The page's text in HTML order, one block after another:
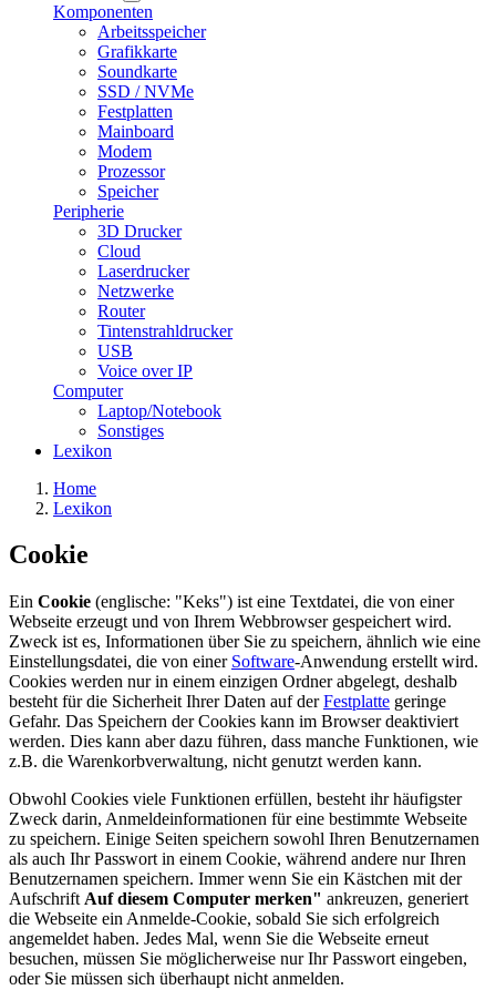
Komponenten
Arbeitsspeicher
Grafikkarte
Soundkarte
SSD / NVMe
Festplatten
Mainboard
Modem
Prozessor
Speicher
Peripherie
3D Drucker
Cloud
Laserdrucker
Netzwerke
Router
Tintenstrahldrucker
USB
Voice over IP
Computer
Laptop/Notebook
Sonstiges
Lexikon
Home
Lexikon
Cookie
Ein Cookie (englische: "Keks") ist eine Textdatei, die von einer
Webseite erzeugt und von Ihrem Webbrowser gespeichert wird.
Zweck ist es, Informationen über Sie zu speichern, ähnlich wie eine
Einstellungsdatei, die von einer Software-Anwendung erstellt wird.
Cookies werden nur in einem einzigen Ordner abgelegt, deshalb
besteht für die Sicherheit Ihrer Daten auf derFestplatte geringe
Gefahr. Das Speichern der Cookies kann im Browser deaktiviert
werden. Dies kann aber dazu führen, dass manche Funktionen, wie
z.B. die Warenkorbverwaltung, nicht genutzt werden kann.
Obwohl Cookies viele Funktionen erfüllen, besteht ihr häufigster
Zweck darin, Anmeldeinformationen für eine bestimmte Webseite
zu speichern. Einige Seiten speichern sowohl Ihren Benutzernamen
als auch Ihr Passwort in einem Cookie, während andere nur Ihren
Benutzernamen speichern. Immer wenn Sie ein Kästchen mit der
Aufschrift Auf diesem Computer merken" ankreuzen, generiert
die Webseite ein Anmelde-Cookie, sobald Sie sich erfolgreich
angemeldet haben. Jedes Mal, wenn Sie die Webseite erneut
besuchen, müssen Sie möglicherweise nur Ihr Passwort eingeben,
oder Sie müssen sich überhaupt nicht anmelden.